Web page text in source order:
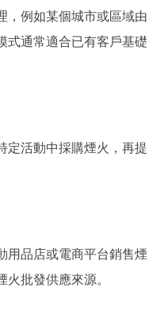
，例如某個城市或區域由
式通常適合已有客戶基礎
定活動中採購煙火，再提
用品店或電商平台銷售煙
批發供應來源。